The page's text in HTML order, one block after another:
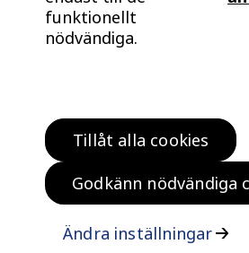
Hitta bostad
Köp klokt
Bo klokt
Om oss
funktionellt
nödvändiga.
Ändra inställningar
Godkänn nödvändiga
Tillåt alla cookies